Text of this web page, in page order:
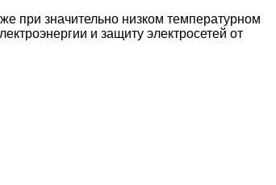
при значительно низком температурном
и защиту электросетей от